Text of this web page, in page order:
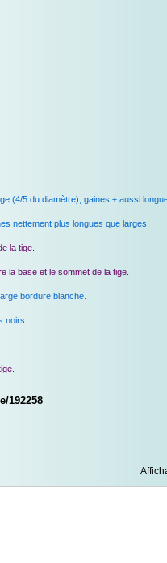
(4/5 du diamètre), gaines ± aussi
nettement plus longues que larges.
la tige.
la base et le sommet de la tige.
bordure blanche.
noirs.
192258